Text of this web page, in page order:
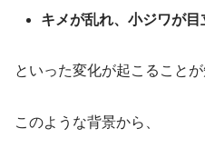
キメが乱れ、小ジワが目
といった変化が起こることが
このような背景から、